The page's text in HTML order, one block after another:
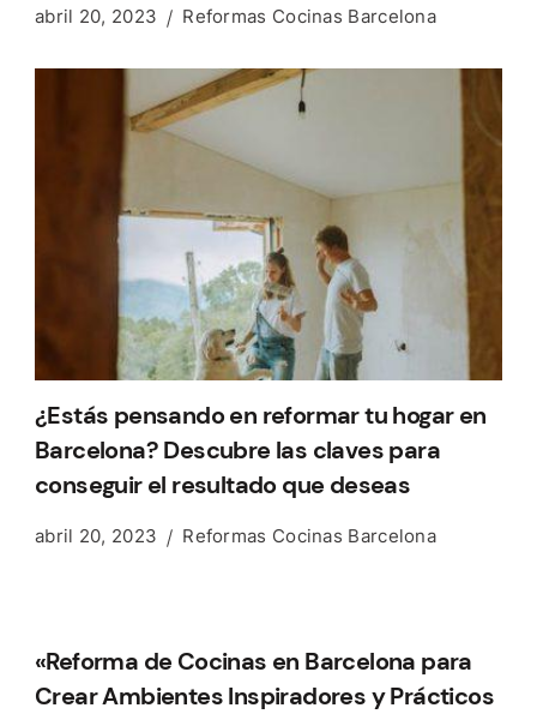
abril 20, 2023 Reformas Cocinas Barcelona
¿Estás pensando en reformar tu hogar en
Barcelona? Descubre las claves para
conseguir el resultado que deseas
abril 20, 2023 Reformas Cocinas Barcelona
«Reforma de Cocinas en Barcelona para
Crear Ambientes Inspiradores y Prácticos